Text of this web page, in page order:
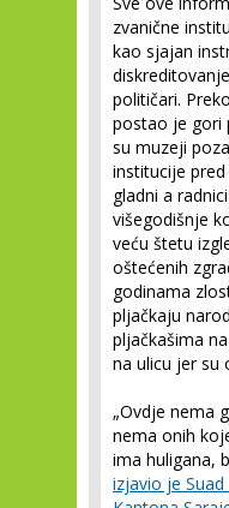
zvanične
kao sjajan
političari.
postao je gori
su muzeji
institucije
gladni a
višegodišnje
veću štetu
oštećenih
godinama
pljačkaju
pljačkašima
na ulicu jer su
„Ovdje nema
nema onih
ima huligana,
izjavio je